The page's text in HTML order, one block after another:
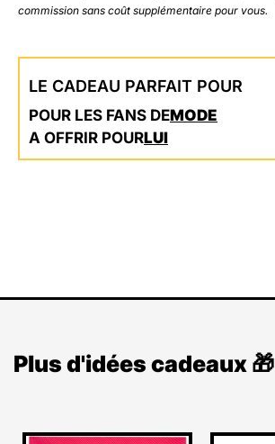
commission sans coût supplémentaire pour vous.
LE CADEAU PARFAIT POUR
POUR LES FANS DEMODE
A OFFRIR POURLUI
Plus d'idées cadeaux 🎁